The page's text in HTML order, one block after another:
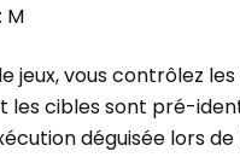
M
jeux, vous contrôlez
les cibles sont pré-
déguisée lors